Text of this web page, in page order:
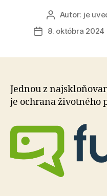
Autor
článku
Autor: je
Dátum
8. októbra 2024
Jednou z
je ochra­na ži­vot­ného